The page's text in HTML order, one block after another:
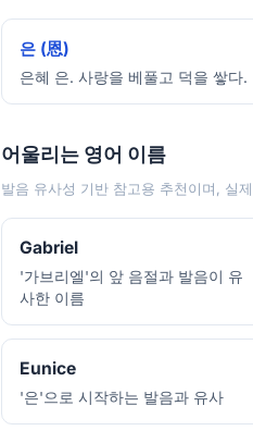
은 (恩)
은혜 은. 사랑을 베풀고 덕을 쌓다.
어울리는 영어 이름
발음 유사성 기반 참고용 추천이며, 실
Gabriel
'가브리엘'의 앞 음절과 발음이 유
사한 이름
Eunice
'은'으로 시작하는 발음과 유사